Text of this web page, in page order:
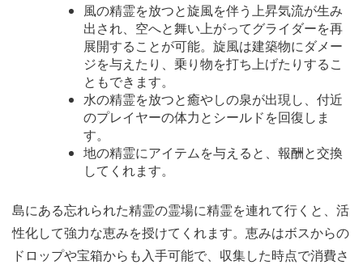
風の精霊を放つと旋風を伴う上昇気流が生み
出され、空へと舞い上がってグライダーを再
展開することが可能。旋風は建築物にダメー
ジを与えたり、乗り物を打ち上げたりするこ
ともできます。
水の精霊を放つと癒やしの泉が出現し、付近
のプレイヤーの体力とシールドを回復しま
す。
地の精霊にアイテムを与えると、報酬と交換
してくれます。
島にある忘れられた精霊の霊場に精霊を連れて行くと、活
性化して強力な恵みを授けてくれます。恵みはボスからの
ドロップや宝箱からも入手可能で、収集した時点で消費さ